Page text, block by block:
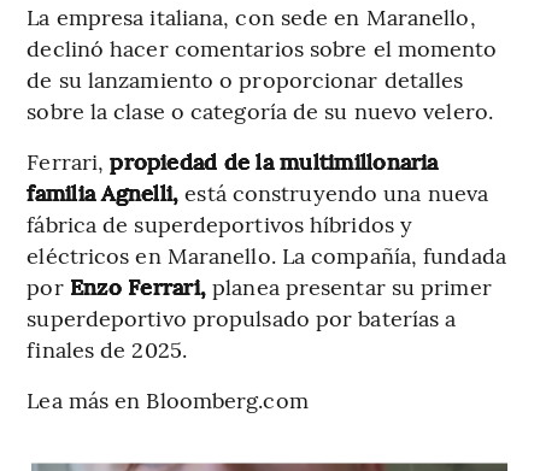
La empresa italiana, con sede en Maranello,
declinó hacer comentarios sobre el momento
de su lanzamiento o proporcionar detalles
sobre la clase o categoría de su nuevo velero.
Ferrari,propiedad de la multimillonaria
familia Agnelli, está construyendo una nueva
fábrica de superdeportivos híbridos y
eléctricos en Maranello. La compañía, fundada
porEnzo Ferrari, planea presentar su primer
superdeportivo propulsado por baterías a
finales de 2025.
Lea más en Bloomberg.com